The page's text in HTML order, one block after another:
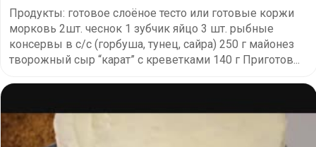
Продукты: готовое слоёное тесто или готовые коржи
морковь 2шт. чеснок 1 зубчик яйцо 3 шт. рыбные
консервы в с/с (горбуша, тунец, сайра) 250 г майонез
творожный сыр “карат” с креветками 140 г Приготов...